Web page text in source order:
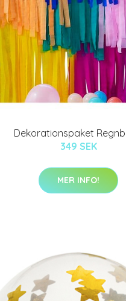
Dekorationspaket
349 SEK
MER INFO!